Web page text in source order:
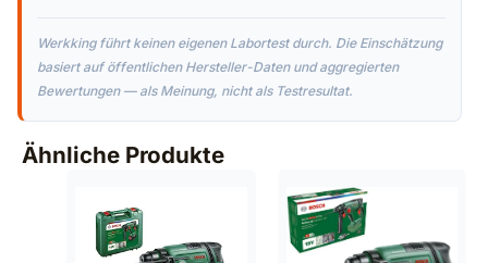
Werkking führt keinen eigenen Labortest durch. Die Einschätzung
basiert auf öffentlichen Hersteller-Daten und aggregierten
Bewertungen — als Meinung, nicht als Testresultat.
Ähnliche Produkte